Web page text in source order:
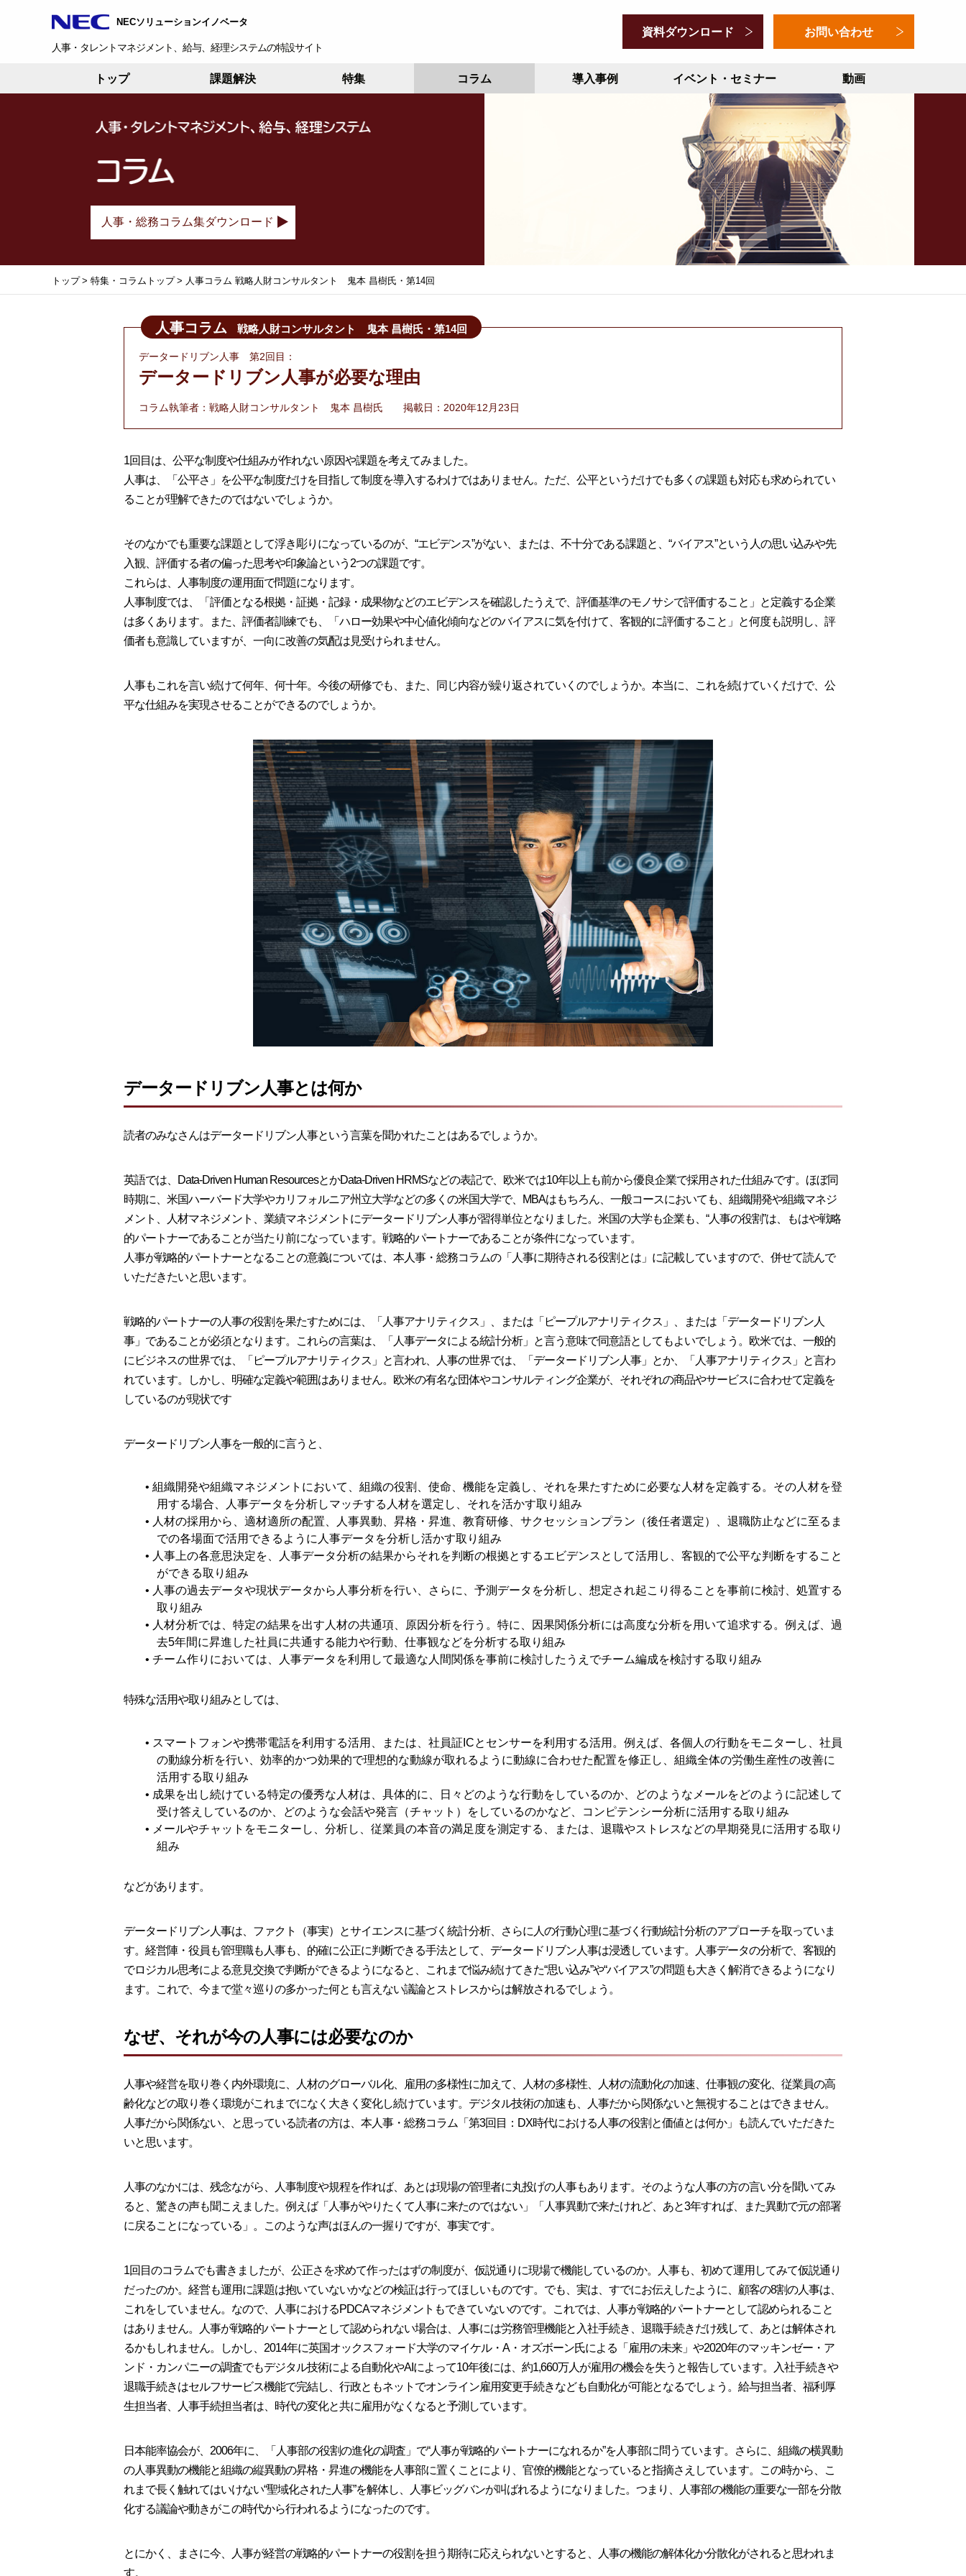
NECソリューションイノベータ
人事・タレントマネジメント、給与、経理システムの特設サイト
資料ダウンロード お問い合わせ
トップ 課題解決 特集 コラム 導入事例 イベント・セミナー 動画
人事・総務コラム集ダウンロード
トップ > 特集・コラムトップ > 人事コラム 戦略人財コンサルタント 鬼本 昌樹氏・第14回
人事コラム 戦略人財コンサルタント 鬼本 昌樹氏・第14回
データードリブン人事 第2回目：
データードリブン人事が必要な理由
コラム執筆者：戦略人財コンサルタント 鬼本 昌樹氏 掲載日：2020年12月23日
1回目は、公平な制度や仕組みが作れない原因や課題を考えてみました。
人事は、「公平さ」を公平な制度だけを目指して制度を導入するわけではありません。ただ、公平というだけでも多くの課題も対応も求められてい
ることが理解できたのではないでしょうか。
そのなかでも重要な課題として浮き彫りになっているのが、“エビデンス”がない、または、不十分である課題と、“バイアス”という人の思い込みや先
入観、評価する者の偏った思考や印象論という2つの課題です。
これらは、人事制度の運用面で問題になります。
人事制度では、「評価となる根拠・証拠・記録・成果物などのエビデンスを確認したうえで、評価基準のモノサシで評価すること」と定義する企業
は多くあります。また、評価者訓練でも、「ハロー効果や中心値化傾向などのバイアスに気を付けて、客観的に評価すること」と何度も説明し、評
価者も意識していますが、一向に改善の気配は見受けられません。
人事もこれを言い続けて何年、何十年。今後の研修でも、また、同じ内容が繰り返されていくのでしょうか。本当に、これを続けていくだけで、公
平な仕組みを実現させることができるのでしょうか。
データードリブン人事とは何か
読者のみなさんはデータードリブン人事という言葉を聞かれたことはあるでしょうか。
英語では、Data-Driven Human ResourcesとかData-Driven HRMSなどの表記で、欧米では10年以上も前から優良企業で採用された仕組みです。ほぼ同
時期に、米国ハーバード大学やカリフォルニア州立大学などの多くの米国大学で、MBAはもちろん、一般コースにおいても、組織開発や組織マネジ
メント、人材マネジメント、業績マネジメントにデータードリブン人事が習得単位となりました。米国の大学も企業も、“人事の役割”は、もはや戦略
的パートナーであることが当たり前になっています。戦略的パートナーであることが条件になっています。
人事が戦略的パートナーとなることの意義については、本人事・総務コラムの「 人事に期待される役割とは 」に記載していますので、併せて読んで
いただきたいと思います。
戦略的パートナーの人事の役割を果たすためには、「人事アナリティクス」、または「ピープルアナリティクス」、または「データードリブン人
事」であることが必須となります。これらの言葉は、「人事データによる統計分析」と言う意味で同意語としてもよいでしょう。欧米では、一般的
にビジネスの世界では、「ピープルアナリティクス」と言われ、人事の世界では、「データードリブン人事」とか、「人事アナリティクス」と言わ
れています。しかし、明確な定義や範囲はありません。欧米の有名な団体やコンサルティング企業が、それぞれの商品やサービスに合わせて定義を
しているのが現状です
データードリブン人事を一般的に言うと、
• 組織開発や組織マネジメントにおいて、組織の役割、使命、機能を定義し、それを果たすために必要な人材を定義する。その人材を登
用する場合、人事データを分析しマッチする人材を選定し、それを活かす取り組み
• 人材の採用から、適材適所の配置、人事異動、昇格・昇進、教育研修、サクセッションプラン（後任者選定）、退職防止などに至るま
での各場面で活用できるように人事データを分析し活かす取り組み
• 人事上の各意思決定を、人事データ分析の結果からそれを判断の根拠とするエビデンスとして活用し、客観的で公平な判断をすること
ができる取り組み
• 人事の過去データや現状データから人事分析を行い、さらに、予測データを分析し、想定され起こり得ることを事前に検討、処置する
取り組み
• 人材分析では、特定の結果を出す人材の共通項、原因分析を行う。特に、因果関係分析には高度な分析を用いて追求する。例えば、過
去5年間に昇進した社員に共通する能力や行動、仕事観などを分析する取り組み
• チーム作りにおいては、人事データを利用して最適な人間関係を事前に検討したうえでチーム編成を検討する取り組み
特殊な活用や取り組みとしては、
• スマートフォンや携帯電話を利用する活用、または、社員証ICとセンサーを利用する活用。例えば、各個人の行動をモニターし、社員
の動線分析を行い、効率的かつ効果的で理想的な動線が取れるように動線に合わせた配置を修正し、組織全体の労働生産性の改善に
活用する取り組み
• 成果を出し続けている特定の優秀な人材は、具体的に、日々どのような行動をしているのか、どのようなメールをどのように記述して
受け答えしているのか、どのような会話や発言（チャット）をしているのかなど、コンピテンシー分析に活用する取り組み
• メールやチャットをモニターし、分析し、従業員の本音の満足度を測定する、または、退職やストレスなどの早期発見に活用する取り
組み
などがあります。
データードリブン人事は、ファクト（事実）とサイエンスに基づく統計分析、さらに人の行動心理に基づく行動統計分析のアプローチを取っていま
す。経営陣・役員も管理職も人事も、的確に公正に判断できる手法として、データードリブン人事は浸透しています。人事データの分析で、客観的
でロジカル思考による意見交換で判断ができるようになると、これまで悩み続けてきた“思い込み”や“バイアス”の問題も大きく解消できるようになり
ます。これで、今まで堂々巡りの多かった何とも言えない議論とストレスからは解放されるでしょう。
なぜ、それが今の人事には必要なのか
人事や経営を取り巻く内外環境に、人材のグローバル化、雇用の多様性に加えて、人材の多様性、人材の流動化の加速、仕事観の変化、従業員の高
齢化などの取り巻く環境がこれまでになく大きく変化し続けています。デジタル技術の加速も、人事だから関係ないと無視することはできません。
人事だから関係ない、と思っている読者の方は、本人事・総務コラム「 第3回目：DX時代における人事の役割と価値とは何か」も読んでいただきた
いと思います。
人事のなかには、残念ながら、人事制度や規程を作れば、あとは現場の管理者に丸投げの人事もあります。そのような人事の方の言い分を聞いてみ
ると、驚きの声も聞こえました。例えば「人事がやりたくて人事に来たのではない」「人事異動で来たけれど、あと3年すれば、また異動で元の部署
に戻ることになっている」。このような声はほんの一握りですが、事実です。
1回目のコラムでも書きましたが、公正さを求めて作ったはずの制度が、仮説通りに現場で機能しているのか。人事も、初めて運用してみて仮説通り
だったのか。経営も運用に課題は抱いていないかなどの検証は行ってほしいものです。でも、実は、すでにお伝えしたように、顧客の8割の人事は、
これをしていません。なので、人事におけるPDCAマネジメントもできていないのです。これでは、人事が戦略的パートナーとして認められること
はありません。人事が戦略的パートナーとして認められない場合は、人事には労務管理機能と入社手続き、退職手続きだけ残して、あとは解体され
るかもしれません。しかし、2014年に英国オックスフォード大学のマイケル・A・オズボーン氏による「雇用の未来」や2020年のマッキンゼー・ア
ンド・カンパニーの調査でもデジタル技術による自動化やAIによって10年後には、約1,660万人が雇用の機会を失うと報告しています。入社手続きや
退職手続きはセルフサービス機能で完結し、行政ともネットでオンライン雇用変更手続きなども自動化が可能となるでしょう。給与担当者、福利厚
生担当者、人事手続担当者は、時代の変化と共に雇用がなくなると予測しています。
日本能率協会が、2006年に、「人事部の役割の進化の調査」で“人事が戦略的パートナーになれるか”を人事部に問うています。さらに、組織の横異動
の人事異動の機能と組織の縦異動の昇格・昇進の機能を人事部に置くことにより、官僚的機能となっていると指摘さえしています。この時から、こ
れまで長く触れてはいけない“聖域化された人事”を解体し、人事ビッグバンが叫ばれるようになりました。つまり、人事部の機能の重要な一部を分散
化する議論や動きがこの時代から行われるようになったのです。
とにかく、まさに今、人事が経営の戦略的パートナーの役割を担う期待に応えられないとすると、人事の機能の解体化か分散化がされると思われま
す。